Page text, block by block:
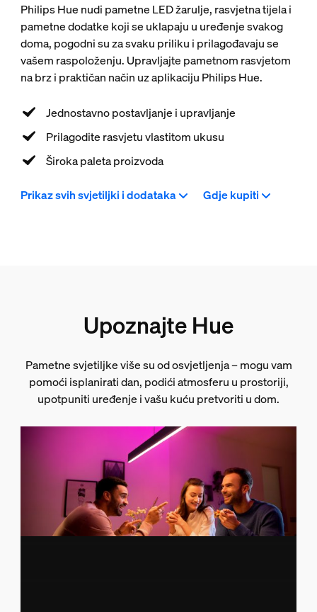
Philips Hue nudi pametne LED žarulje, rasvjetna tijela i
pametne dodatke koji se uklapaju u uređenje svakog
doma, pogodni su za svaku priliku i prilagođavaju se
vašem raspoloženju. Upravljajte pametnom rasvjetom
na brz i praktičan način uz aplikaciju Philips Hue.
Jednostavno postavljanje i upravljanje
Prilagodite rasvjetu vlastitom ukusu
Široka paleta proizvoda
Prikaz svih svjetiljki i dodataka Gdje kupiti
Upoznajte Hue
Pametne svjetiljke više su od osvjetljenja – mogu vam
pomoći isplanirati dan, podići atmosferu u prostoriji,
upotpuniti uređenje i vašu kuću pretvoriti u dom.